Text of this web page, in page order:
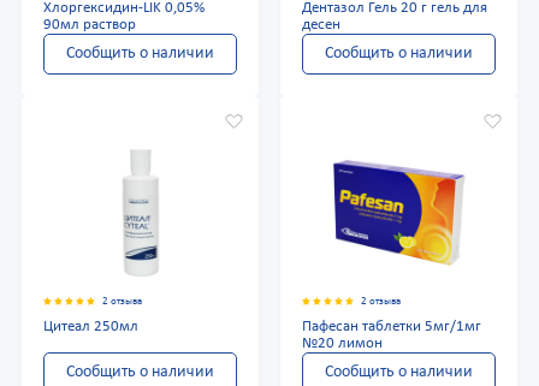
Хлоргексидин-LIK 0,05%
90мл раствор
Сообщить о наличии
Дентазол Гель 20 г гель для
десен
Сообщить о наличии
2 отзыва
Цитеал 250мл
Сообщить о наличии
2 отзыва
Пафесан таблетки 5мг/1мг
№20 лимон
Сообщить о наличии